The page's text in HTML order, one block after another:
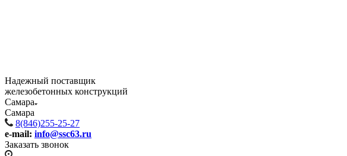
Надежный поставщик
железобетонных конструкций
Самара
Самара
8(846)255-25-27
e-mail: info@ssc63.ru
Заказать звонок